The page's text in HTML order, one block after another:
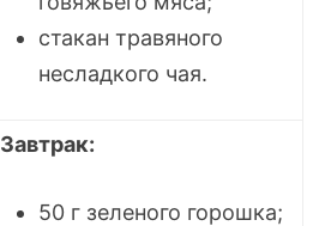
стакан травяного
несладкого чая.
Завтрак:
50 г зеленого горошка;